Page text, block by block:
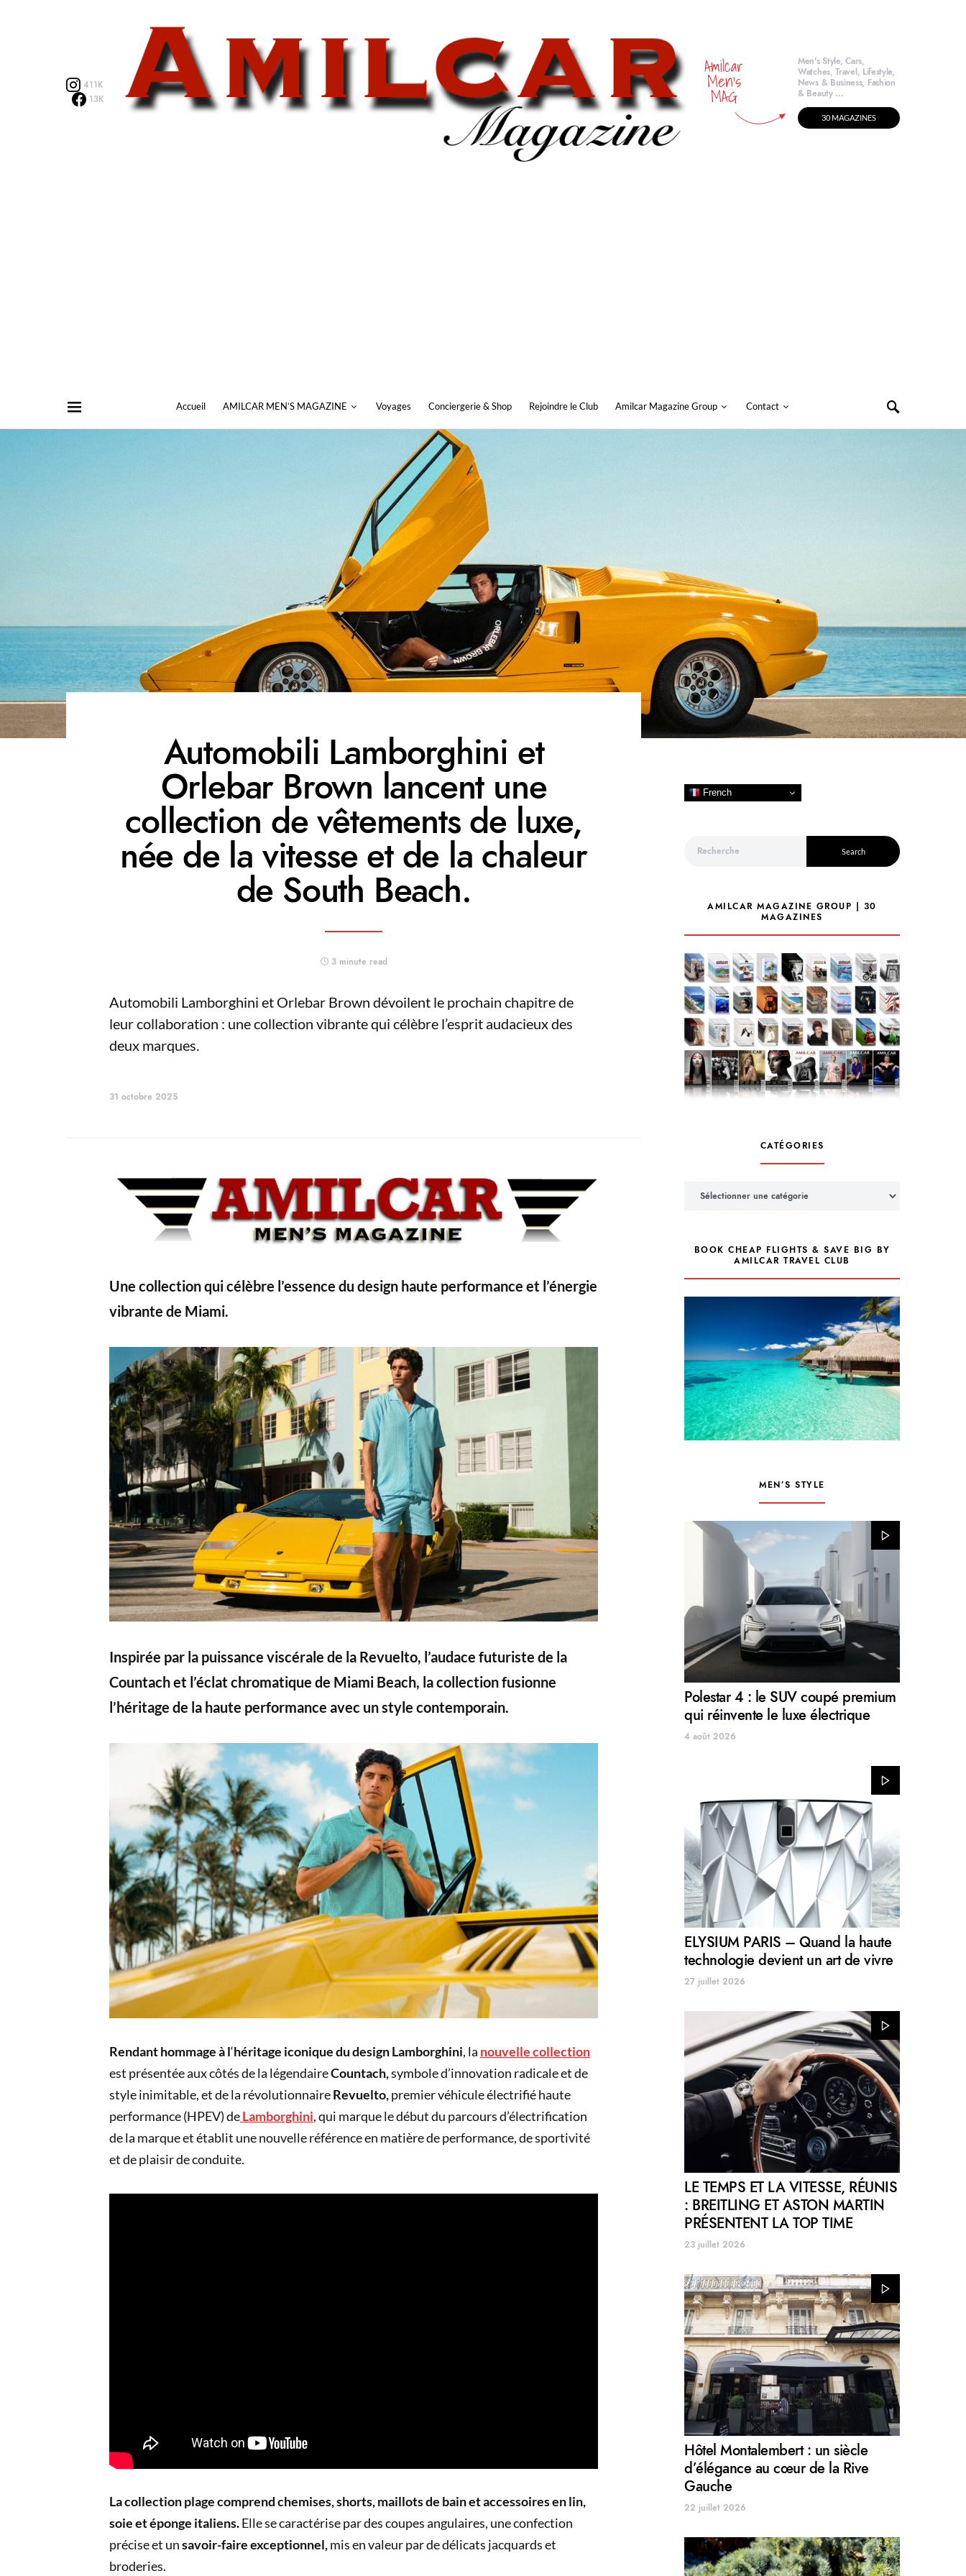
411K
13K
Amilcar
Men's
MAG
Men's Style, Cars,
Watches, Travel, Lifestyle,
News & Business, Fashion
& Beauty ...
30 MAGAZINES
Accueil AMILCAR MEN’S MAGAZINE Voyages Conciergerie & Shop Rejoindre le Club Amilcar Magazine Group Contact
Automobili Lamborghini et
Orlebar Brown lancent une
collection de vêtements de luxe,
née de la vitesse et de la chaleur
de South Beach.
3 minute read
Automobili Lamborghini et Orlebar Brown dévoilent le prochain chapitre de
leur collaboration : une collection vibrante qui célèbre l’esprit audacieux des
deux marques.
31 octobre 2025
Une collection qui célèbre l’essence du design haute performance et l’énergie
vibrante de Miami.
Inspirée par la puissance viscérale de la Revuelto, l’audace futuriste de la
Countach et l’éclat chromatique de Miami Beach, la collection fusionne
l’héritage de la haute performance avec un style contemporain.
Rendant hommage à l‘héritage iconique du design Lamborghini, la nouvelle collection
est présentée aux côtés de la légendaireCountach,symbole d’innovation radicale et de
style inimitable, et de la révolutionnaireRevuelto,premier véhicule électrifié haute
performance (HPEV) deLamborghini, qui marque le début du parcours d’électrification
de la marque et établit une nouvelle référence en matière de performance, de sportivité
et de plaisir de conduite.
La collection plagecomprend chemises, shorts, maillots de bain et accessoires en lin,
soie et éponge italiens.Elle se caractérise par des coupes angulaires, une confection
précise et unsavoir-faire exceptionnel,mis en valeur par de délicats jacquards et
broderies.
French
Search
AMILCAR MAGAZINE GROUP | 30
MAGAZINES
CATÉGORIES
BOOK CHEAP FLIGHTS & SAVE BIG BY
AMILCAR TRAVEL CLUB
MEN’S STYLE
Polestar 4 : le SUV coupé premium
qui réinvente le luxe électrique
4 août 2026
ELYSIUM PARIS – Quand la haute
technologie devient un art de vivre
27 juillet 2026
LE TEMPS ET LA VITESSE, RÉUNIS
: BREITLING ET ASTON MARTIN
PRÉSENTENT LA TOP TIME
23 juillet 2026
Hôtel Montalembert : un siècle
d’élégance au cœur de la Rive
Gauche
22 juillet 2026